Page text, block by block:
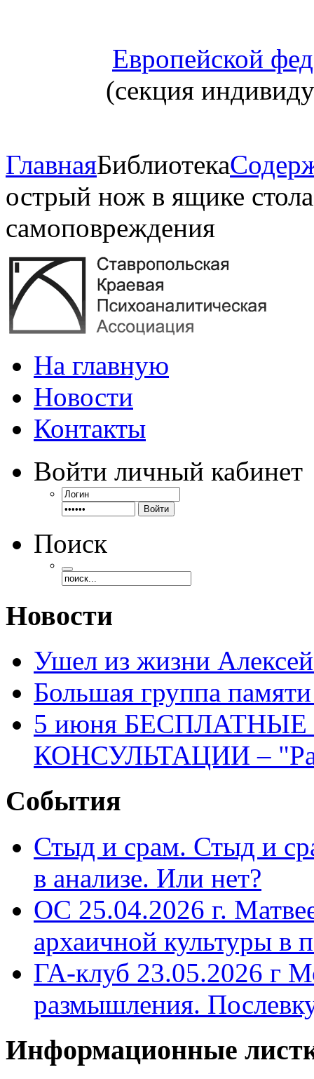
Европейской
(секция
ГлавнаяБиблиотека
острый нож в ящике
самоповреждения
На главную
Новости
Контакты
Войти личный кабинет
Войти
Поиск
Новости
Ушел из жизни
Большая группа
5 июня
КОНСУЛЬТАЦИИ –
События
Стыд и срам. Стыд и
в анализе. Или нет?
ОС 25.04.2026 г.
архаичной культуры в
ГА-клуб 23.05.2026 г
размышления.
Информационные